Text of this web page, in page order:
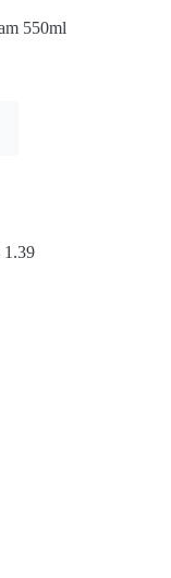
550ml